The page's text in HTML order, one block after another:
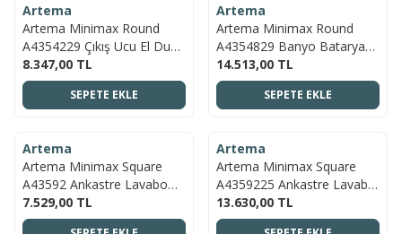
YENI
Artema
Artema Minimax Round
A4354229 Çıkış Ucu El Duşu
Çıkışlı, Soft Bakır
8.347,00 TL
SEPETE EKLE
YENI
Artema
Artema Minimax Round
A4354829 Banyo Bataryası,
Soft Bakır
14.513,00 TL
SEPETE EKLE
YENI
ÜCRETSIZ KARGO
Artema
Artema Minimax Square
A43592 Ankastre Lavabo
Bataryası Kısa, Krom
7.529,00 TL
YENI
ÜCRETSIZ KARGO
Artema
Artema Minimax Square
A4359225 Ankastre Lavabo
Bataryası Kısa, Fırçalı Altın
13.630,00 TL